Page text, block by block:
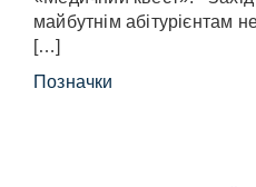
майбутнім абітурієнтам
[…]
Позначки